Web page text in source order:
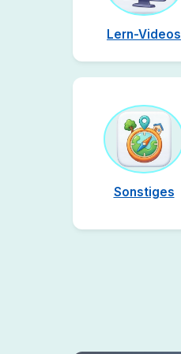
Lern-Videos
Sonstiges